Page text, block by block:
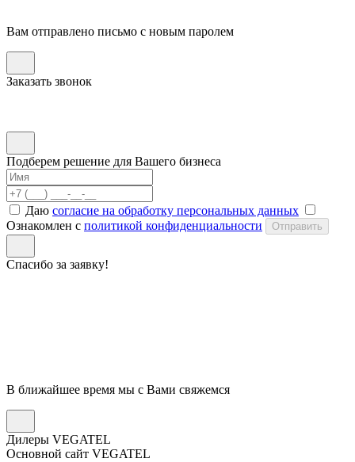
Вам отправлено письмо с новым паролем
Заказать звонок
Подберем решение для Вашего бизнеса
Даю согласие на обработку персональных данных
Ознакомлен с политикой конфиденциальности Отправить
Спасибо за заявку!
В ближайшее время мы с Вами свяжемся
Дилеры VEGATEL
Основной сайт VEGATEL